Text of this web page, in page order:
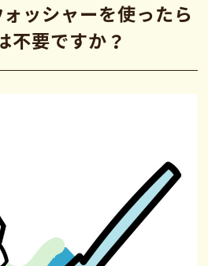
ッシャーを使ったら
不要ですか？